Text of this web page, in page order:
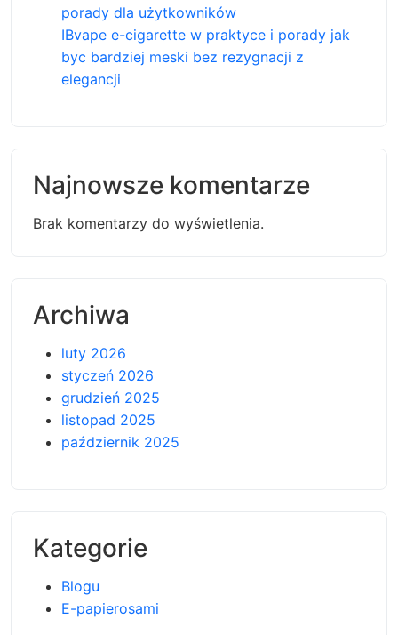
porady dla użytkowników
IBvape e-cigarette w praktyce i porady jak
byc bardziej meski bez rezygnacji z
elegancji
Najnowsze komentarze
Brak komentarzy do wyświetlenia.
Archiwa
luty 2026
styczeń 2026
grudzień 2025
listopad 2025
październik 2025
Kategorie
Blogu
E-papierosami